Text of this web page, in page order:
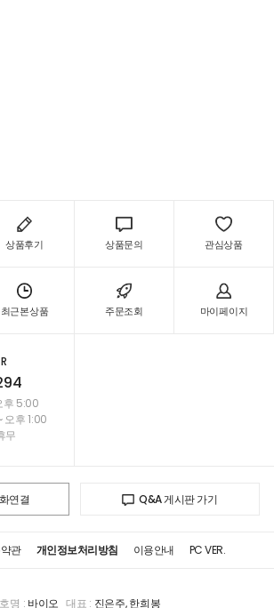
상품후기 상품문의 관심상품
최근본상품 주문조회 마이페이지
후 5:00
오후 1:00
무
연결 Q&A 게시판 가기
관 개인정보처리방침 이용안내 PC VER.
명 : 바이오 대표 : 진은주, 한희봉